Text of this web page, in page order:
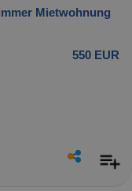
Mietwohnung
550 EUR